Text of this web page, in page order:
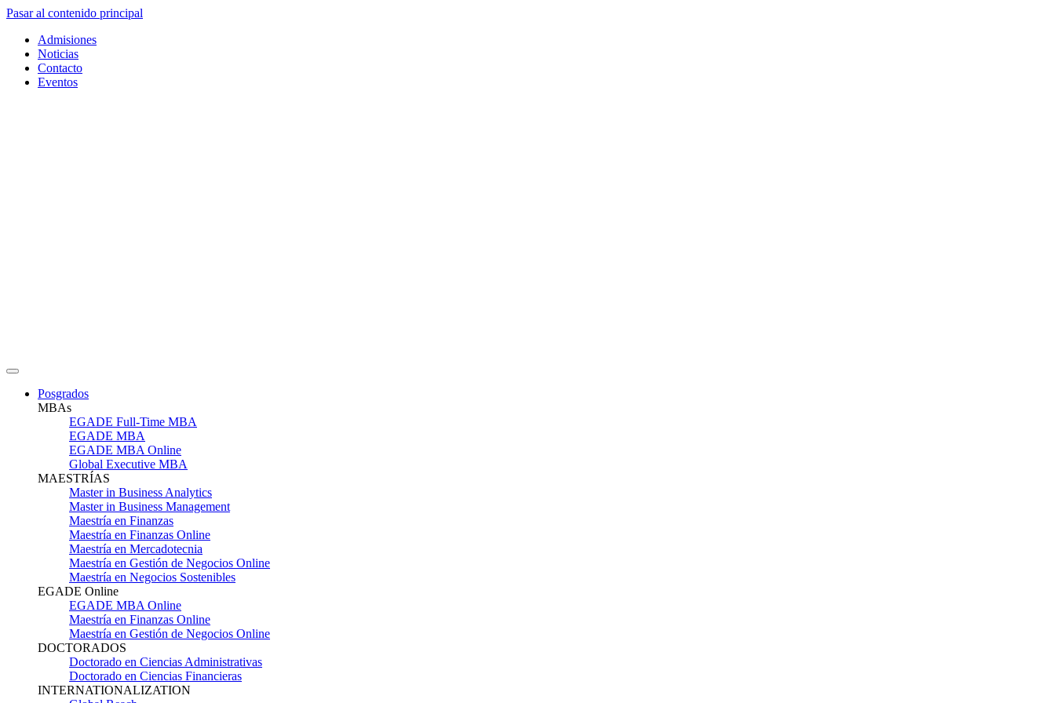
Pasar al contenido principal
Admisiones
Noticias
Contacto
Eventos
Posgrados
MBAs
EGADE Full-Time MBA
EGADE MBA
EGADE MBA Online
Global Executive MBA
MAESTRÍAS
Master in Business Analytics
Master in Business Management
Maestría en Finanzas
Maestría en Finanzas Online
Maestría en Mercadotecnia
Maestría en Gestión de Negocios Online
Maestría en Negocios Sostenibles
EGADE Online
EGADE MBA Online
Maestría en Finanzas Online
Maestría en Gestión de Negocios Online
DOCTORADOS
Doctorado en Ciencias Administrativas
Doctorado en Ciencias Financieras
INTERNATIONALIZATION